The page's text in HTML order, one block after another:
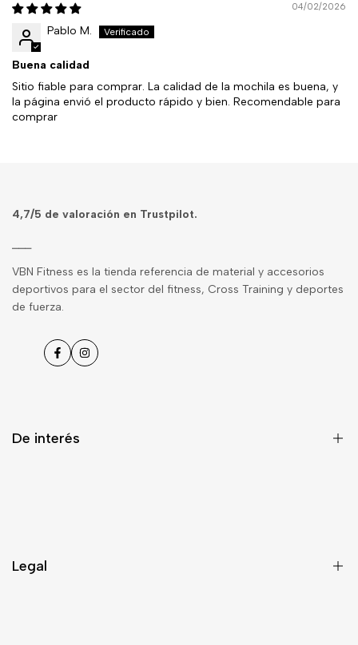
04/02/2026
Pablo M.
Buena calidad
Sitio fiable para comprar. La calidad de la mochila es buena, y
la página envió el producto rápido y bien. Recomendable para
comprar
4,7/5 de valoración en Trustpilot.
VBN Fitness es la tienda referencia de material y accesorios
deportivos para el sector del fitness, Cross Training y deportes
de fuerza.
FacebookInstagram
De interés
Legal